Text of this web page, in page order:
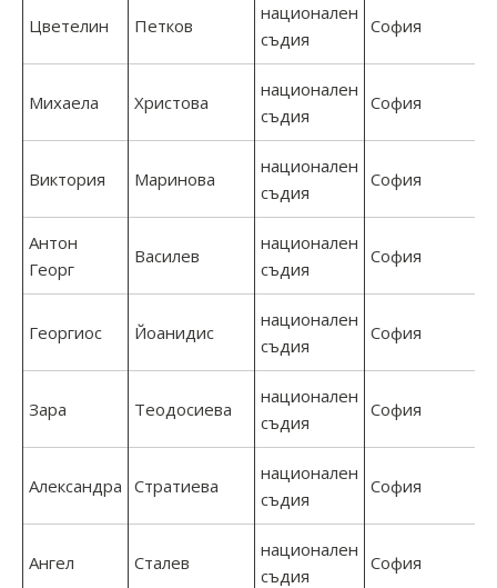
Цветелин Петков
национален
съдия
София
Михаела Христова
национален
съдия
София
Виктория Маринова
национален
съдия
София
Антон
Георг
Василев
национален
съдия
София
Георгиос Йоанидис
национален
съдия
София
Зара Теодосиева
национален
съдия
София
Александра Стратиева
национален
съдия
София
Ангел Сталев
национален
съдия
София